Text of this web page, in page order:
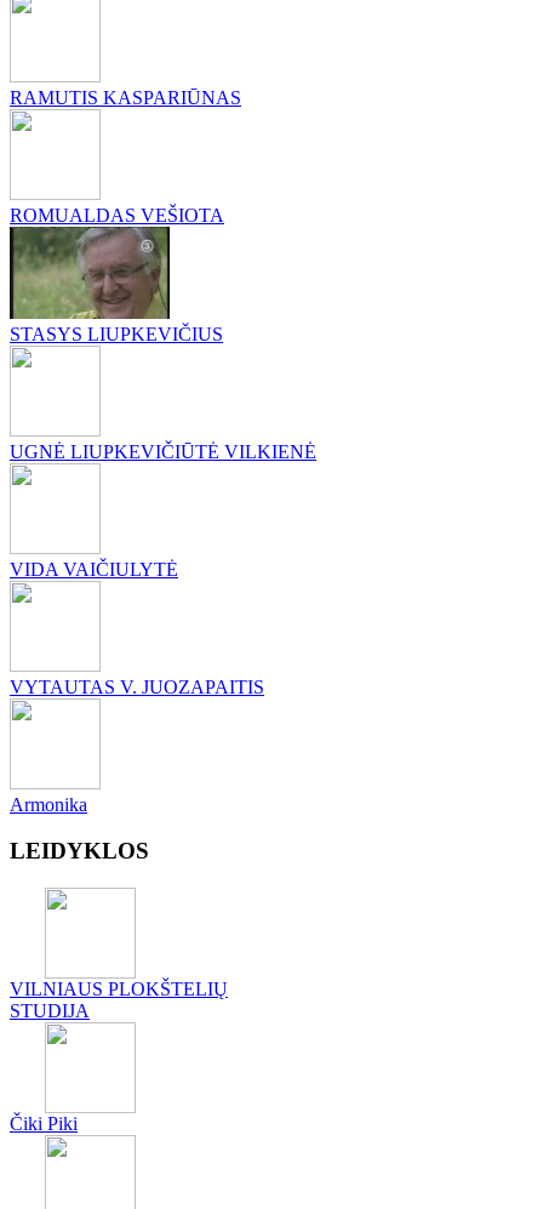
RAMUTIS KASPARIŪNAS
ROMUALDAS VEŠIOTA
STASYS LIUPKEVIČIUS
UGNĖ LIUPKEVIČIŪTĖ VILKIENĖ
VIDA VAIČIULYTĖ
VYTAUTAS V. JUOZAPAITIS
Armonika
LEIDYKLOS
VILNIAUS PLOKŠTELIŲ
STUDIJA
Čiki Piki